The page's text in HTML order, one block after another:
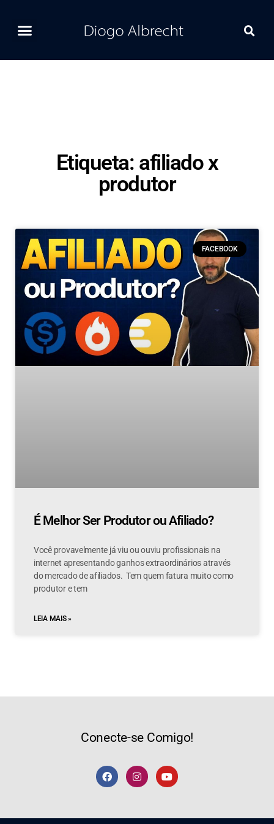
Etiqueta: afiliado x
produtor
FACEBOOK
É Melhor Ser Produtor ou Afiliado?
Você provavelmente já viu ou ouviu profissionais na
internet apresentando ganhos extraordinários através
do mercado de afiliados. Tem quem fatura muito como
produtor e tem
LEIA MAIS »
Conecte-se Comigo!